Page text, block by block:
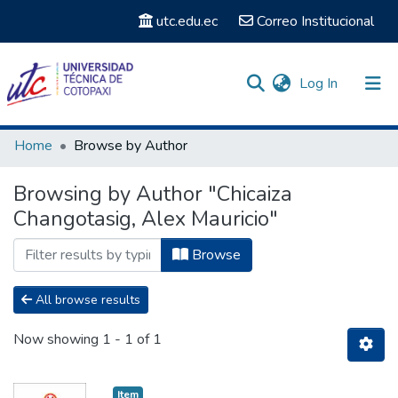
utc.edu.ec Correo Institucional
Log In (current)
Communities & Collections
Home Browse by Author
Browsing by Author "Chicaiza
Changotasig, Alex Mauricio"
Browse
All browse results
Now showing 1 - 1 of 1
Item